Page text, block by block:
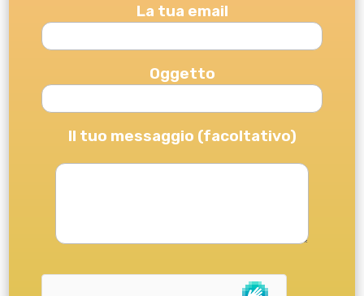
La tua email
Oggetto
Il tuo messaggio (facoltativo)